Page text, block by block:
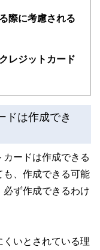
る書籍・雑誌の編集経
掲載まですべての工程に
シャルプランナー、弁
計士、社会保険労務
。
くことで、内容のわかり
のあるコンテンツと確か
イデアを提供するお金の
際に考慮される
レジットカード
ドは作成でき
ードは作成できる
も、作成できる可能
ず作成できるわけ
いとされている理